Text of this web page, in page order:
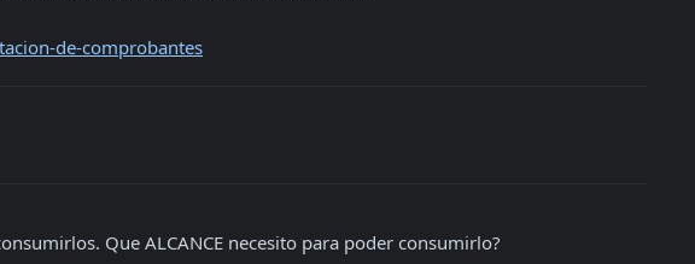
de-comprobantes
Que ALCANCE necesito para poder consumirlo?